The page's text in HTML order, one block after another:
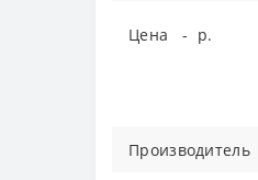
Цена - р.
Производитель